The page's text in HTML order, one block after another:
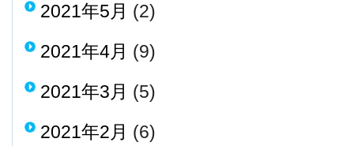
2021年5月 (2)
2021年4月 (9)
2021年3月 (5)
2021年2月 (6)